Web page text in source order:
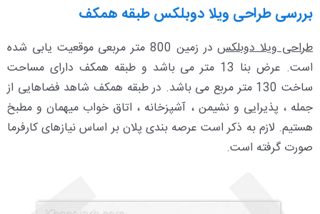
بررسی طراحی ویلا دوبلکس طبقه همکف
طراحی ویلا دوبلکس
در زمین 800 متر مربعی موقعیت یابی شده
است. عرض بنا 13 متر می باشد و طبقه همکف دارای مساحت
ساخت 130 متر مربع می باشد. در طبقه همکف شاهد فضاهایی از
جمله ، پذیرایی و نشیمن ، آشپزخانه ، اتاق خواب میهمان و مطبخ
هستیم. لازم به ذکر است عرصه بندی پلان بر اساس نیازهای کارفرما
صورت گرفته است.